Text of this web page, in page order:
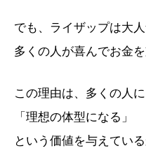
でも、ライザップは大人
多くの人が喜んでお金を
この理由は、多くの人に
「理想の体型になる」
という価値を与えている